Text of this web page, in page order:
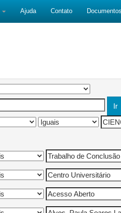
Ajuda Contato